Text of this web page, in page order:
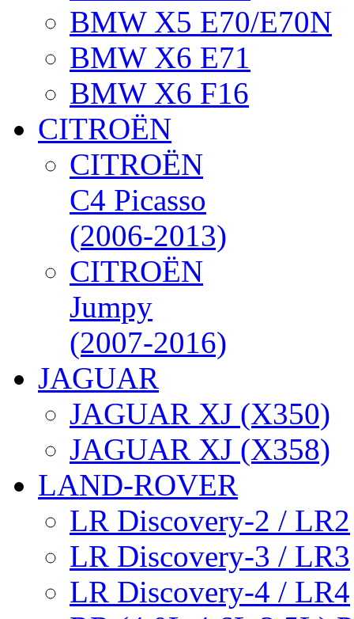
BMW X5 E70/E70N
BMW X6 E71
BMW X6 F16
CITROËN
CITROËN
C4 Picasso
(2006-2013)
CITROËN
Jumpy
(2007-2016)
JAGUAR
JAGUAR XJ (X350)
JAGUAR XJ (X358)
LAND-ROVER
LR Discovery-2 / LR2
LR Discovery-3 / LR3
LR Discovery-4 / LR4